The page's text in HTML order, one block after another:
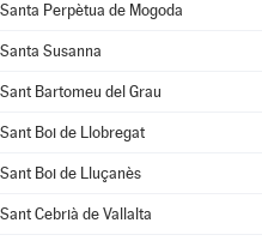
Santa Perpètua de Mogoda
Santa Susanna
Sant Bartomeu del Grau
Sant Boi de Llobregat
Sant Boi de Lluçanès
Sant Cebrià de Vallalta